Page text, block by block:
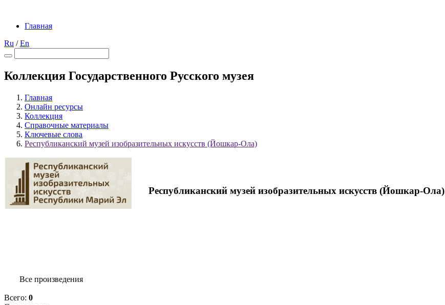
Главная
Ru /En
Коллекция Государственного Русского музея
Главная
Онлайн ресурсы
Коллекция
Справочные материалы
Ключевые слова
Республиканский музей изобразительных искусств (Йошкар-Ола)
Республиканский музей изобразительных искусств (Йошкар-Ола)
Все произведения
Всего: 0